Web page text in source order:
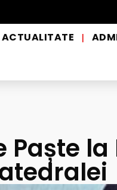
pentru copii, elevi și
ACTUALITATE |
Paște